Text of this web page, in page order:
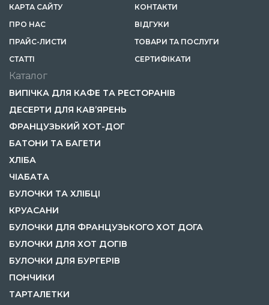
КАРТА САЙТУ
КОНТАКТИ
ПРО НАС
ВІДГУКИ
ПРАЙС-ЛИСТИ
ТОВАРИ ТА ПОСЛУГИ
СТАТТІ
СЕРТИФІКАТИ
Каталог
ВИПІЧКА ДЛЯ КАФЕ ТА РЕСТОРАНІВ
ДЕСЕРТИ ДЛЯ КАВ’ЯРЕНЬ
ФРАНЦУЗЬКИЙ ХОТ-ДОГ
БАТОНИ ТА БАГЕТИ
ХЛІБА
ЧІАБАТА
БУЛОЧКИ ТА ХЛІБЦІ
КРУАСАНИ
БУЛОЧКИ ДЛЯ ФРАНЦУЗЬКОГО ХОТ ДОГА
БУЛОЧКИ ДЛЯ ХОТ ДОГІВ
БУЛОЧКИ ДЛЯ БУРГЕРІВ
ПОНЧИКИ
ТАРТАЛЕТКИ